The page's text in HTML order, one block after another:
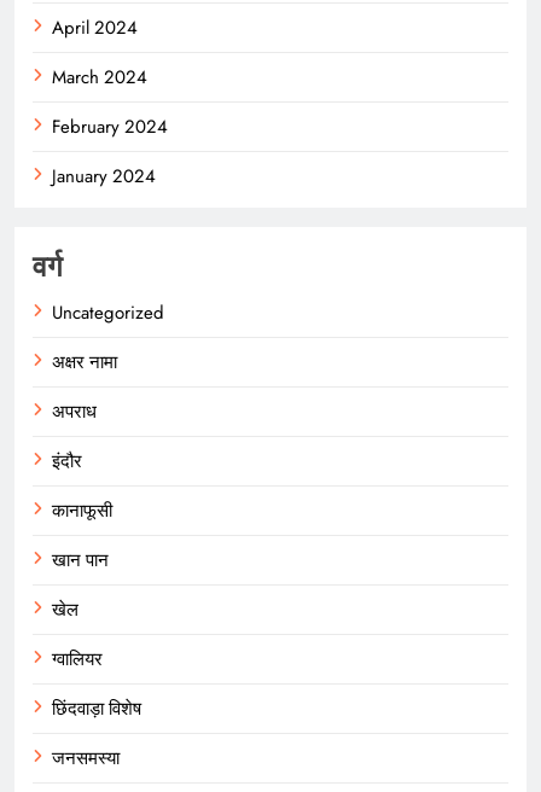
April 2024
March 2024
February 2024
January 2024
वर्ग
Uncategorized
अक्षर नामा
अपराध
इंदौर
कानाफूसी
खान पान
खेल
ग्वालियर
छिंदवाड़ा विशेष
जनसमस्या